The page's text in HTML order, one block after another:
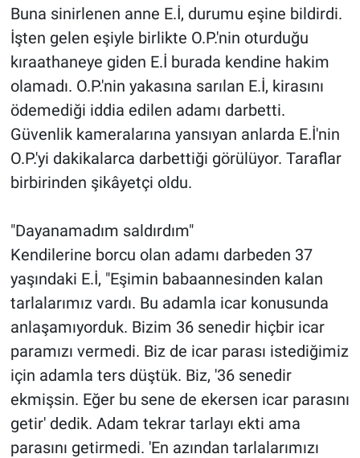
Buna sinirlenen anne E.İ, durumu eşine bildirdi.
İşten gelen eşiyle birlikte O.P.'nin oturduğu
kıraathaneye giden E.İ burada kendine hakim
olamadı. O.P.'nin yakasına sarılan E.İ, kirasını
ödemediği iddia edilen adamı darbetti.
Güvenlik kameralarına yansıyan anlarda E.İ'nin
O.P.'yi dakikalarca darbettiği görülüyor. Taraflar
birbirinden şikâyetçi oldu.
"Dayanamadım saldırdım"
Kendilerine borcu olan adamı darbeden 37
yaşındaki E.İ, "Eşimin babaannesinden kalan
tarlalarımız vardı. Bu adamla icar konusunda
anlaşamıyorduk. Bizim 36 senedir hiçbir icar
paramızı vermedi. Biz de icar parası istediğimiz
için adamla ters düştük. Biz, '36 senedir
ekmişsin. Eğer bu sene de ekersen icar parasını
getir' dedik. Adam tekrar tarlayı ekti ama
parasını getirmedi. 'En azından tarlalarımızı